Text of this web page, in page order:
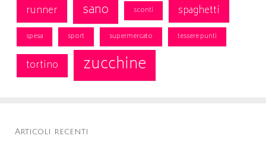
runner sano sconti spaghetti
spesa sport supermercato tessere punti
tortino zucchine
Articoli recenti